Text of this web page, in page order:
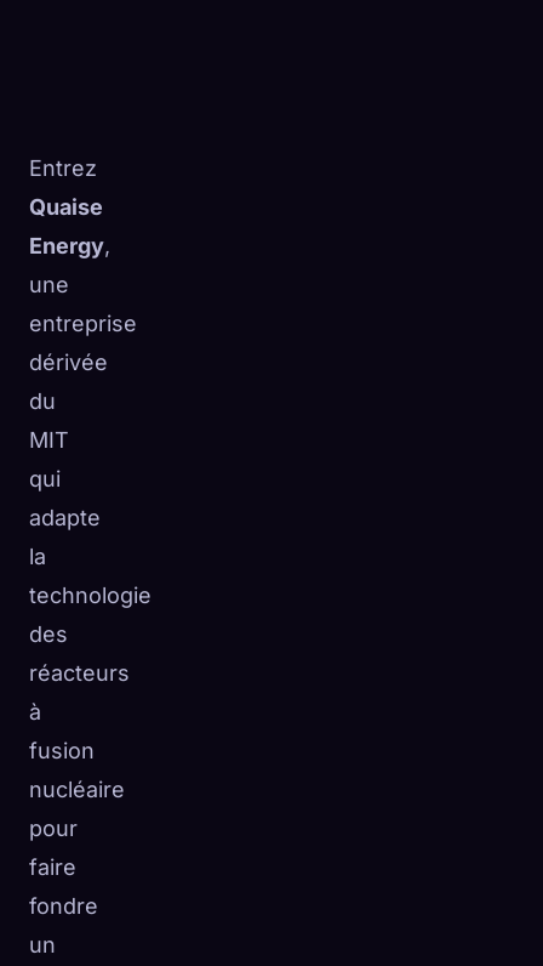
Entrez
Quaise
Energy,
une
entreprise
dérivée
du
MIT
qui
adapte
la
technologie
des
réacteurs
à
fusion
nucléaire
pour
faire
fondre
un